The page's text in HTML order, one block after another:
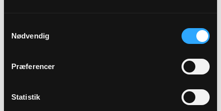
Nødvendig
Præferencer
Statistik
Assens Provsti